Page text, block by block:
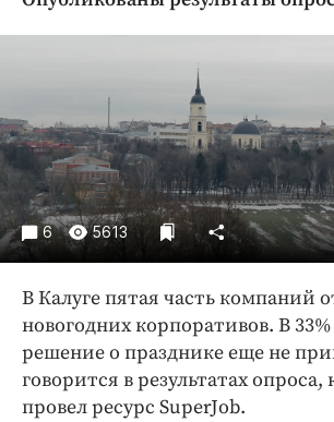
Недвижимость и ЖКХ
Образование
Общество
Погода
Праздники
Происшествия
Экономика и бизнес
ПРОЕКТЫ
6 5613
В Калуге пятая часть компаний
новогодних корпоративов. В
решение о празднике еще не
говорится в результатах
провел ресурс SuperJob.